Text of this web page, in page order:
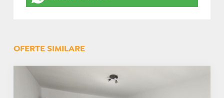
OFERTE SIMILARE